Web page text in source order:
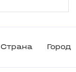
Страна Город